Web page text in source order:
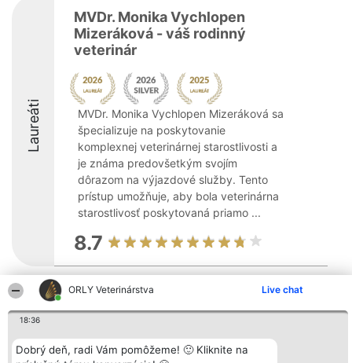
ORLY Veterinárstva Live chat
18:36
Dobrý deň, radi Vám pomôžeme! 🙂 Kliknite na
Laureáti
MVDr. Monika Vychlopen
Mizeráková - váš rodinný
veterinár
MVDr. Monika Vychlopen Mizeráková sa
špecializuje na poskytovanie
komplexnej veterinárnej starostlivosti a
je známa predovšetkým svojím
dôrazom na výjazdové služby. Tento
prístup umožňuje, aby bola veterinárna
starostlivosť poskytovaná priamo ...
8.7
Organizátor hodnotenia
Bright Side Solutions sp. z o.
o. sp. k.
Wrocław 50-079
KRS 0000749100 | Regon
Laureáti
Laureatów
Podmienky
Kontakt